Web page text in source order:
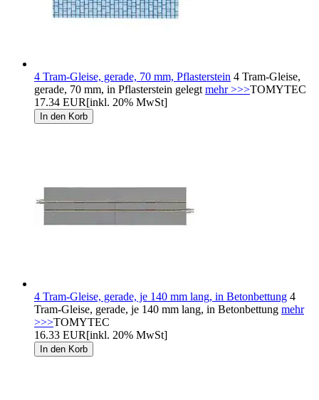
4 Tram-Gleise, gerade, 70 mm, Pflasterstein 4 Tram-Gleise,
gerade, 70 mm, in Pflasterstein gelegt mehr >>>TOMYTEC
17.34 EUR[inkl. 20% MwSt]
4 Tram-Gleise, gerade, je 140 mm lang, in Betonbettung 4
Tram-Gleise, gerade, je 140 mm lang, in Betonbettung mehr
>>>TOMYTEC
16.33 EUR[inkl. 20% MwSt]